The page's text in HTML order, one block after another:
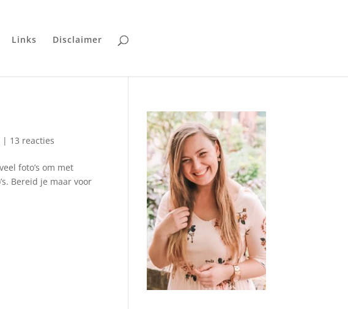
Links Disclaimer
| 13 reacties
foto’s om met
Bereid je maar voor